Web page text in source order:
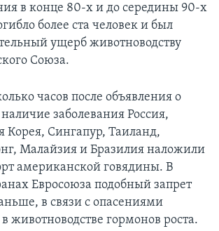
в конце 80-х и до середины 90-х
более ста человек и был
ущерб животноводству
Союза.
часов после объявления о
заболевания Россия,
Сингапур, Таиланд,
Малайзия и Бразилия наложили
американской говядины. В
Евросоюза подобный запрет
в связи с опасениями
животноводстве гормонов роста.